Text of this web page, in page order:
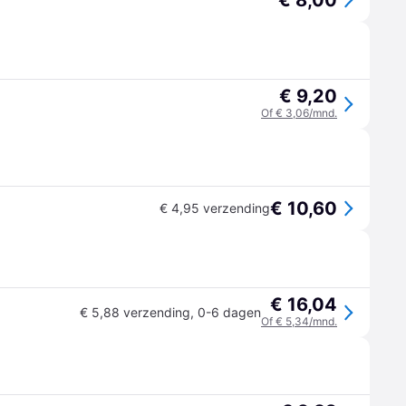
€ 9,20
Of € 3,06/mnd.
€ 4,95 verzending€ 10,60
€ 5,88 verzending, 0-6 dagen € 16,04
Of € 5,34/mnd.